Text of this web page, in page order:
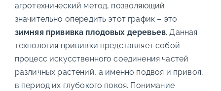
агротехнический метод, позволяющий
значительно опередить этот график – это
зимняя прививка плодовых деревьев. Данная
технология прививки представляет собой
процесс искусственного соединения частей
различных растений, а именно подвоя и привоя,
в период их глубокого покоя. Понимание